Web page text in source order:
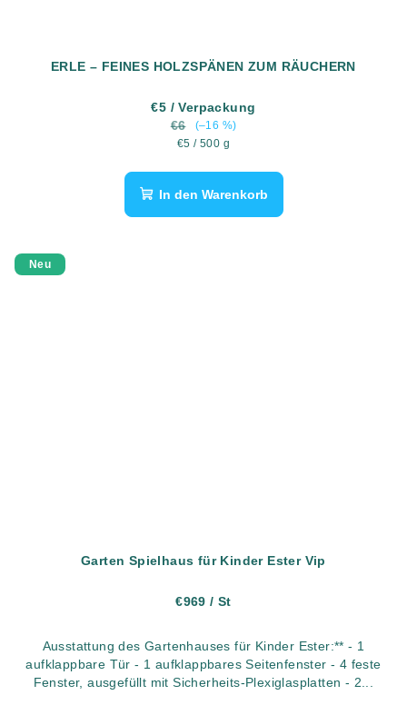
ERLE – FEINES HOLZSPÄNEN ZUM RÄUCHERN
€5 / Verpackung
€6
(–16 %)
Verkaufspreis:
€5 / 500 g
In den Warenkorb
Neu
Garten Spielhaus für Kinder Ester Vip
€969/ St
Ausstattung des Gartenhauses für Kinder Ester:** - 1
aufklappbare Tür - 1 aufklappbares Seitenfenster - 4 feste
Fenster, ausgefüllt mit Sicherheits-Plexiglasplatten - 2...